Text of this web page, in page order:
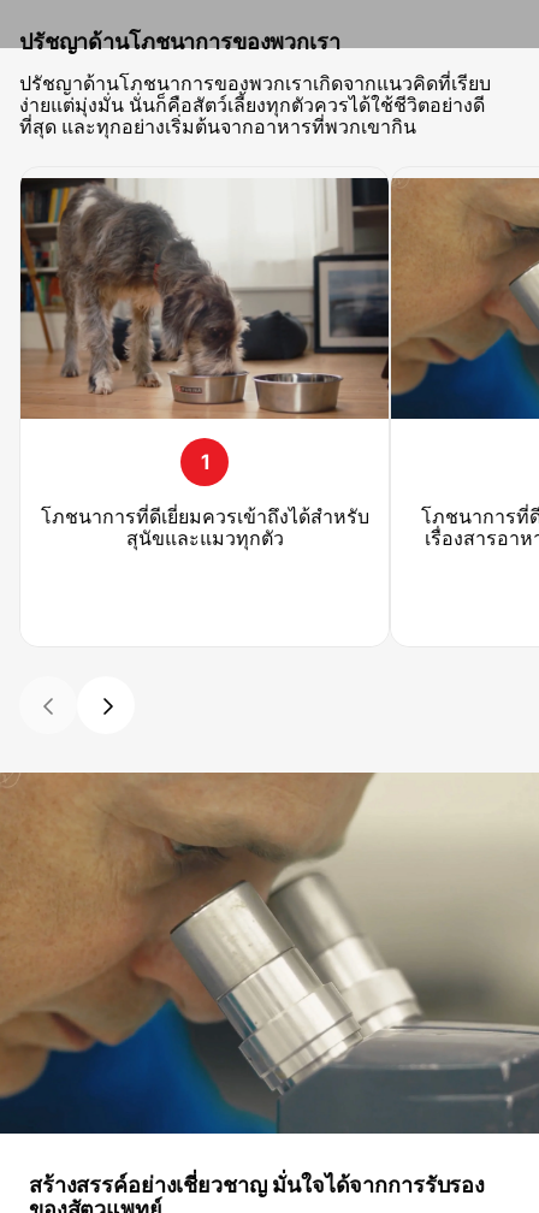
ปรัชญาด้านโภชนาการของพวกเรา
ปรัชญาด้านโภชนาการของพวกเราเกิดจากแนวคิดที่เรียบ
ง่ายแต่มุ่งมั่น นั่นก็คือสัตว์เลี้ยงทุกตัวควรได้ใช้ชีวิตอย่างดี
ที่สุด และทุกอย่างเริ่มต้นจากอาหารที่พวกเขากิน
1
โภชนาการที่ดีเยี่ยมควรเข้าถึงได้สำหรับ
สุนัขและแมวทุกตัว
โภชนาการที่
เรื่องสารอา
สร้างสรรค์อย่างเชี่ยวชาญ มั่นใจได้จากการรับรอง